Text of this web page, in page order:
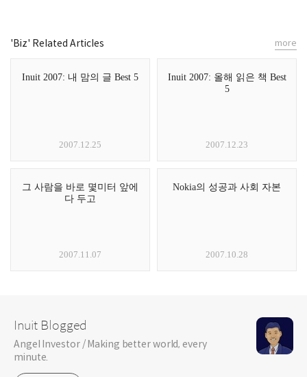
'Biz' Related Articles
Inuit 2007: 내 맘의 글 Best 5
2007.12.25
Inuit 2007: 올해 읽은 책 Best
5
2007.12.23
그 사람을 바로 몇미터 앞에
다 두고
2007.11.07
Nokia의 성공과 사회 자본
2007.10.28
more
Inuit Blogged
Angel Investor / Making better world, every
minute.